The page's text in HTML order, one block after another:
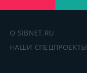
О SIBNET.RU
НАШИ СПЕЦПРОЕКТЫ